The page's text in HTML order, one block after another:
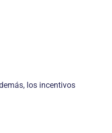
los incentivos